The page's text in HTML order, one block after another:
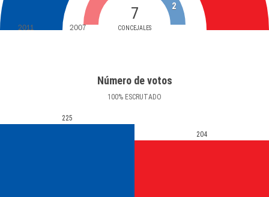
7
CONCEJALES
2
2011 2007
Número de votos
100% ESCRUTADO
225
204